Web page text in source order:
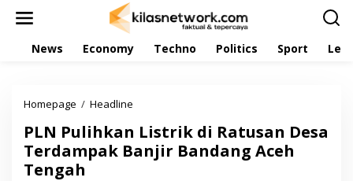
News Economy Techno Politics Sport
Homepage / Headline
P
u
PLN Pulihkan Listrik di Ratusan Desa
Terdampak Banjir Bandang Aceh
Tengah